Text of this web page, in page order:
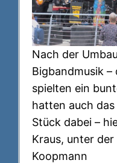
Nach der
Bigbandmusik
spielten ein
hatten auch
Stück dabei –
Kraus, unter
Koopmann